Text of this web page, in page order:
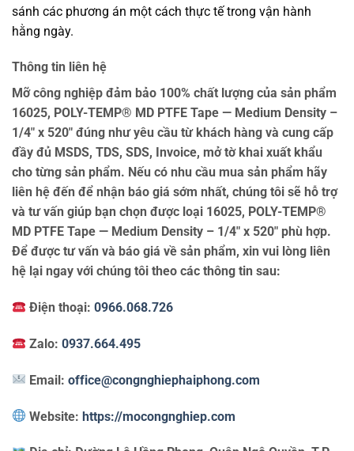
sánh các phương án một cách thực tế trong vận hành
hằng ngày.
Thông tin liên hệ
Mỡ công nghiệp đảm bảo 100% chất lượng của sản phẩm
16025, POLY-TEMP® MD PTFE Tape — Medium Density –
1/4″ x 520″ đúng như yêu cầu từ khách hàng và cung cấp
đầy đủ MSDS, TDS, SDS, Invoice, mở tờ khai xuất khẩu
cho từng sản phẩm. Nếu có nhu cầu mua sản phẩm hãy
liên hệ đến để nhận báo giá sớm nhất, chúng tôi sẽ hỗ trợ
và tư vấn giúp bạn chọn được loại 16025, POLY-TEMP®
MD PTFE Tape — Medium Density – 1/4″ x 520″ phù hợp.
Để được tư vấn và báo giá về sản phẩm, xin vui lòng liên
hệ lại ngay với chúng tôi theo các thông tin sau:
Điện thoại:0966.068.726
Zalo:0937.664.495
Email:office@congnghiephaiphong.com
Website:https://mocongnghiep.com